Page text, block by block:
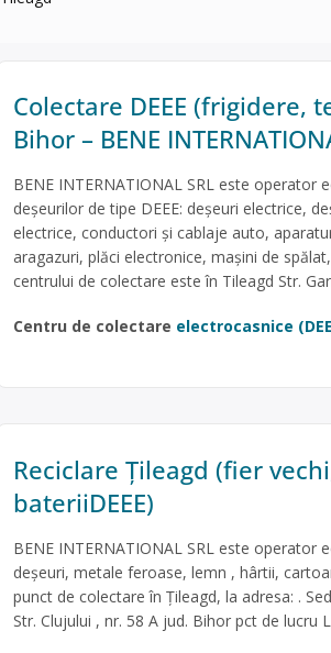
Colectare DEEE (frigidere,
Bihor – BENE
BENE INTERNATIONAL SRL este
deșeurilor de tipe DEEE: deșeuri electrice,
electrice, conductori și cablaje auto,
aragazuri, plăci electronice, mașini de
centrului de colectare este în Tileagd Str.
Centru de colectare electrocasnice
Reciclare Țileagd (fier
bateriiDEEE)
BENE INTERNATIONAL SRL este
deșeuri, metale feroase, lemn , hârtii,
punct de colectare în Țileagd, la adresa: .
Str. Clujului , nr. 58 A jud. Bihor pct de lucru